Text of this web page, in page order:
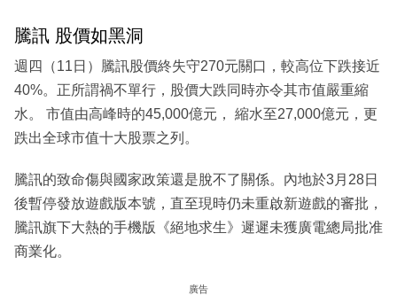
騰訊 股價如黑洞
週四（11日）騰訊股價終失守270元關口，較高位下跌接近
40%。正所謂禍不單行，股價大跌同時亦令其市值嚴重縮
水。 市值由高峰時的45,000億元， 縮水至27,000億元，更
跌出全球市值十大股票之列。
騰訊的致命傷與國家政策還是脫不了關係。內地於3月28日
後暫停發放遊戲版本號，直至現時仍未重啟新遊戲的審批，
騰訊旗下大熱的手機版《絕地求生》遲遲未獲廣電總局批准
商業化。
廣告